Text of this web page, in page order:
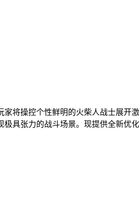
将操控个性鲜明的火柴人战士展开
具张力的战斗场景。现提供全新优化